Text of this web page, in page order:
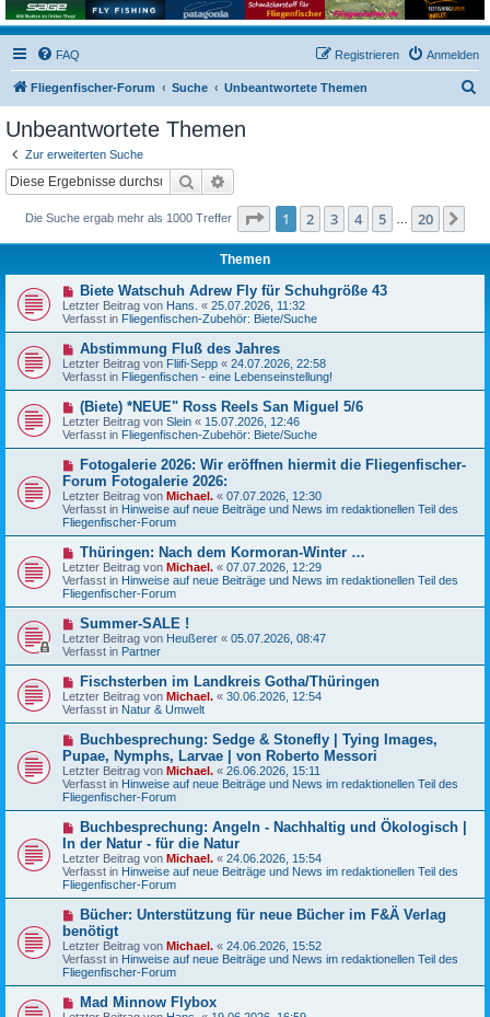
FAQ Anmelden
Registrieren
Fliegenfischer-Forum Suche Unbeantwortete Themen
Unbeantwortete Themen
Zur erweiterten Suche
Suche
Die Suche ergab mehr als 1000 Treffer Seite 1von 20
1 2 3 4 5 20
Themen
N
e
u
e
B
e
i
t
a
g
Biete Watschuh Adrew Fly für Schuhgröße 43
Letzter Beitrag von Hans. « 25.07.2026, 11:32
Verfasst in Fliegenfischen-Zubehör: Biete/Suche
N
e
u
e
B
e
i
t
a
g
Abstimmung Fluß des Jahres
Letzter Beitrag von Fliifi-Sepp « 24.07.2026, 22:58
Verfasst in Fliegenfischen - eine Lebenseinstellung!
N
e
u
e
B
e
i
t
r
a
g
(Biete) *NEUE" Ross Reels San Miguel 5/6
Letzter Beitrag von Slein « 15.07.2026, 12:46
Verfasst in Fliegenfischen-Zubehör: Biete/Suche
N
u
e
r
B
e
t
r
a
g
Fotogalerie 2026: Wir eröffnen hiermit die Fliegenfischer-
Forum Fotogalerie 2026:
Letzter Beitrag von Michael. « 07.07.2026, 12:30
Verfasst in Hinweise auf neue Beiträge und News im redaktionellen Teil des
Fliegenfischer-Forum
N
e
u
e
r
B
e
i
t
r
g
Thüringen: Nach dem Kormoran-Winter …
Letzter Beitrag von Michael. « 07.07.2026, 12:29
Verfasst in Hinweise auf neue Beiträge und News im redaktionellen Teil des
Fliegenfischer-Forum
N
e
u
e
B
e
i
t
a
g
Summer-SALE !
Letzter Beitrag von Heußerer « 05.07.2026, 08:47
Verfasst in Partner
N
e
u
e
B
e
i
t
r
a
g
Fischsterben im Landkreis Gotha/Thüringen
Letzter Beitrag von Michael. « 30.06.2026, 12:54
Verfasst in Natur & Umwelt
N
u
e
r
B
e
t
r
a
g
Buchbesprechung: Sedge & Stonefly | Tying Images,
Pupae, Nymphs, Larvae | von Roberto Messori
Letzter Beitrag von Michael. « 26.06.2026, 15:11
Verfasst in Hinweise auf neue Beiträge und News im redaktionellen Teil des
Fliegenfischer-Forum
N
u
e
r
B
e
t
r
a
g
Buchbesprechung: Angeln - Nachhaltig und Ökologisch |
In der Natur - für die Natur
Letzter Beitrag von Michael. « 24.06.2026, 15:54
Verfasst in Hinweise auf neue Beiträge und News im redaktionellen Teil des
Fliegenfischer-Forum
N
u
e
r
B
e
Bücher: Unterstützung für neue Bücher im F&Ä Verlag
benötigt
Letzter Beitrag von Michael. « 24.06.2026, 15:52
Verfasst in Hinweise auf neue Beiträge und News im redaktionellen Teil des
Fliegenfischer-Forum
N
e
Mad Minnow Flybox